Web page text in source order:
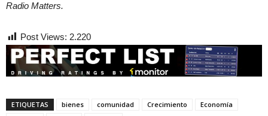
Radio Matters.
Post Views: 2.220
ETIQUETAS bienes comunidad Crecimiento
Economía